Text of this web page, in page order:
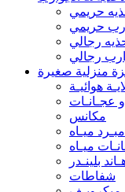
حريمي
حريمي
رجالي
رجالي
منزلية صغيرة
هوائيـة
عجـانـات
مكانس
مبـرد ميـاه
ميـاه
بلينـدر
شفاطات